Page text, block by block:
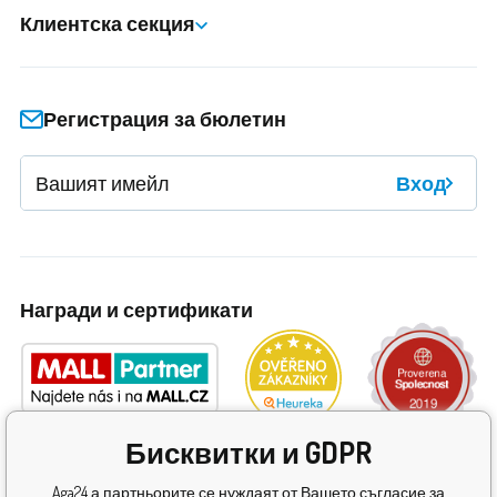
Клиентска секция
Регистрация за бюлетин
Вход
Награди и сертификати
Бисквитки и GDPR
Aga24 а партньорите се нуждаят от Вашето съгласие за